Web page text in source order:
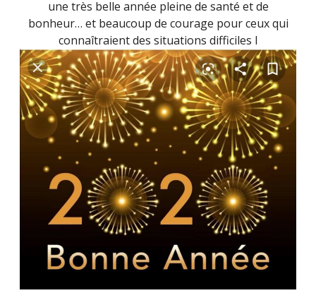
une très belle année pleine de santé et de
bonheur… et beaucoup de courage pour ceux qui
connaîtraient des situations difficiles l